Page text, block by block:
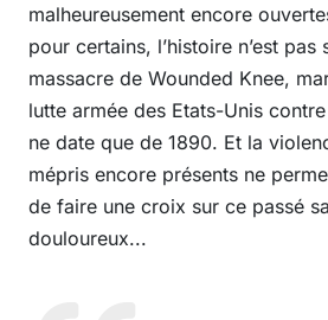
malheureusement encore
pour certains, l’histoire n’est pas
massacre de Wounded Knee,
lutte armée des Etats-Unis
ne date que de 1890. Et la
mépris encore présents ne
de faire une croix sur ce passé
douloureux...